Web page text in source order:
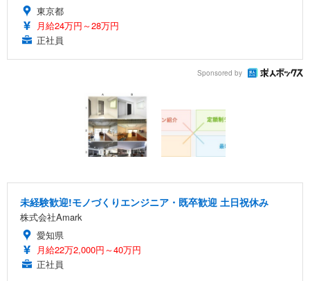
東京都
月給24万円～28万円
正社員
Sponsored by
未経験歓迎!モノづくりエンジニア・既卒歓迎 土日祝休み
株式会社Amark
愛知県
月給22万2,000円～40万円
正社員